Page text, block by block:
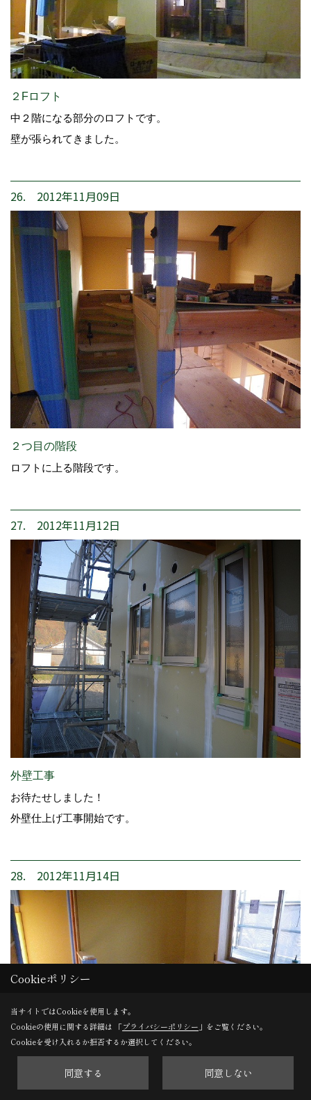
２Fロフト
中２階になる部分のロフトです。
壁が張られてきました。
26. 2012年11月09日
２つ目の階段
ロフトに上る階段です。
27. 2012年11月12日
外壁工事
お待たせしました！
外壁仕上げ工事開始です。
28. 2012年11月14日
Cookieポリシー
当サイトではCookieを使用します。
Cookieの使用に関する詳細は 「プライバシーポリシー 」をご覧ください。
Cookieを受け入れるか拒否するか選択してください。
同意する 同意しない